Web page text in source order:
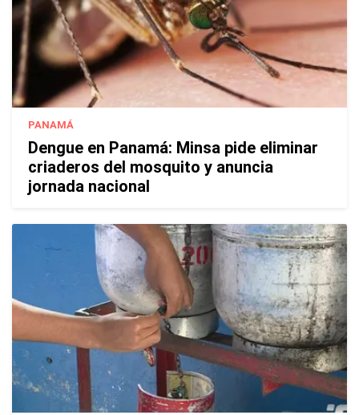
PANAMÁ
Dengue en Panamá: Minsa pide eliminar
criaderos del mosquito y anuncia
jornada nacional